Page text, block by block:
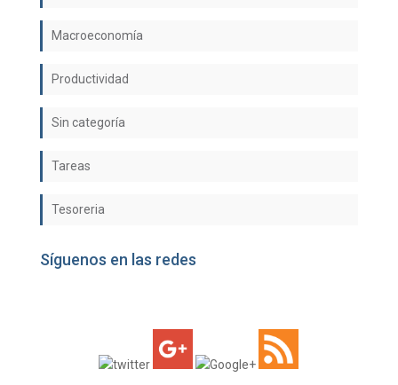
Macroeconomía
Productividad
Sin categoría
Tareas
Tesoreria
Síguenos en las redes